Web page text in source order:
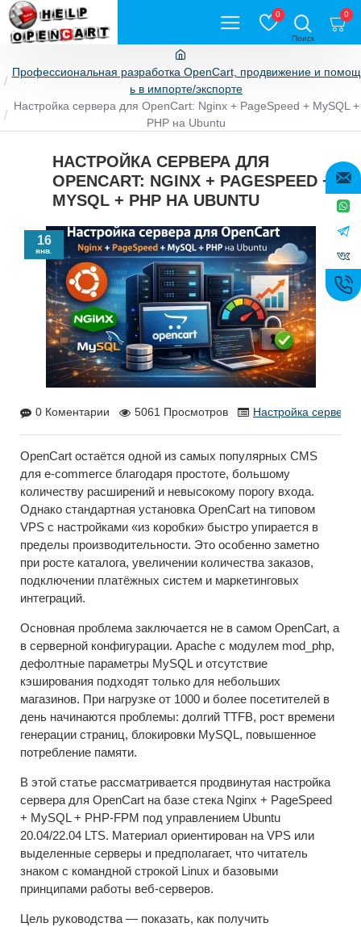
0 0
Профессиональная разработка OpenCart, продвижение и помощ
ь в импорте/экспорте
Настройка сервера для OpenCart: Nginx + PageSpeed + MySQL +
PHP на Ubuntu
НАСТРОЙКА СЕРВЕРА ДЛЯ
OPENCART: NGINX + PAGESPEED +
MYSQL + PHP НА UBUNTU
16
янв.
0 Коментарии 5061 Просмотров Настройка сервера
OpenCart остаётся одной из самых популярных CMS
для e-commerce благодаря простоте, большому
количеству расширений и невысокому порогу входа.
Однако стандартная установка OpenCart на типовом
VPS с настройками «из коробки» быстро упирается в
пределы производительности. Это особенно заметно
при росте каталога, увеличении количества заказов,
подключении платёжных систем и маркетинговых
интеграций.
Основная проблема заключается не в самом OpenCart, а
в серверной конфигурации. Apache с модулем mod_php,
дефолтные параметры MySQL и отсутствие
кэширования подходят только для небольших
магазинов. При нагрузке от 1000 и более посетителей в
день начинаются проблемы: долгий TTFB, рост времени
генерации страниц, блокировки MySQL, повышенное
потребление памяти.
В этой статье рассматривается продвинутая настройка
сервера для OpenCart на базе стека Nginx + PageSpeed
+ MySQL + PHP-FPM под управлением Ubuntu
20.04/22.04 LTS. Материал ориентирован на VPS или
выделенные серверы и предполагает, что читатель
знаком с командной строкой Linux и базовыми
принципами работы веб-серверов.
Цель руководства — показать, как получить